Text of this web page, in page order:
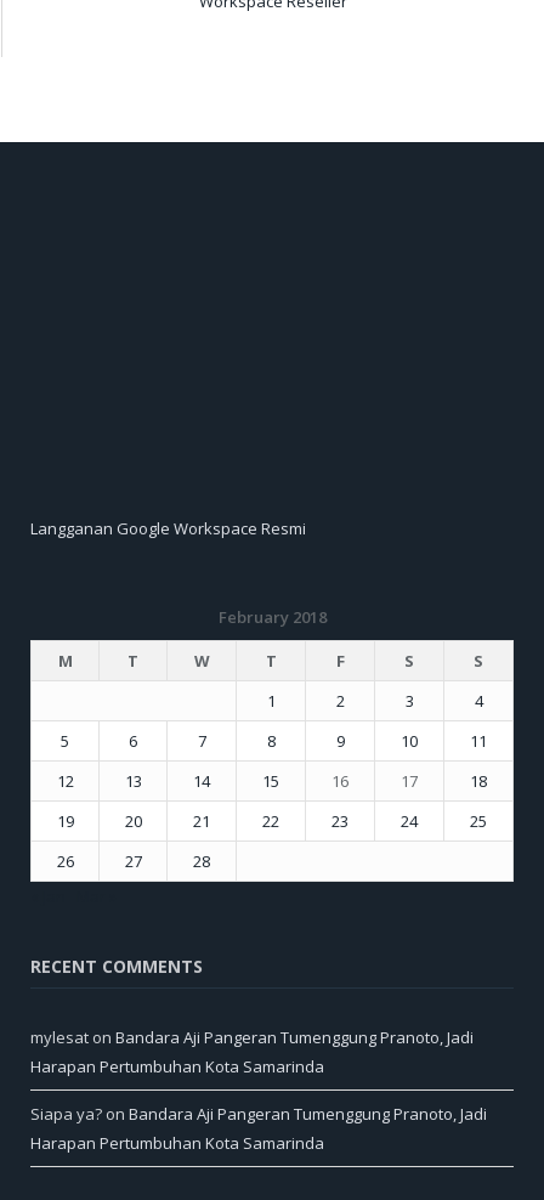
Langganan Google Workspace Resmi
February 2018
M
T W T F S
S
1
2 3
4
5
6 7 8 9 10
11
12
13 14 15 16 17
18
19
20 21 22 23 24
25
26
27
28
RECENT COMMENTS
mylesat on Bandara Aji Pangeran Tumenggung Pranoto, Jadi
Harapan Pertumbuhan Kota Samarinda
Siapa ya? on Bandara Aji Pangeran Tumenggung Pranoto, Jadi
Harapan Pertumbuhan Kota Samarinda